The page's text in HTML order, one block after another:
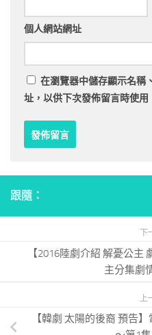
個人網站網址
在瀏覽器中儲存顯示名稱
址，以供下次發佈留言時使用
跟隨：
下
【2016陸劇介紹 解憂公
主分集劇
上
【韓劇 太陽的後裔 預告